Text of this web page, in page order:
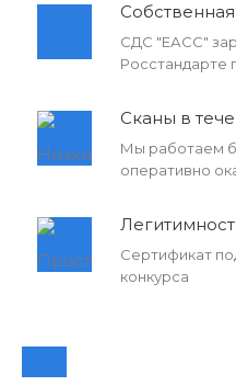
СДС "ЕАСС"
Росстандарте
Сканы в
Мы работаем
оперативно
Сертификат
конкурса